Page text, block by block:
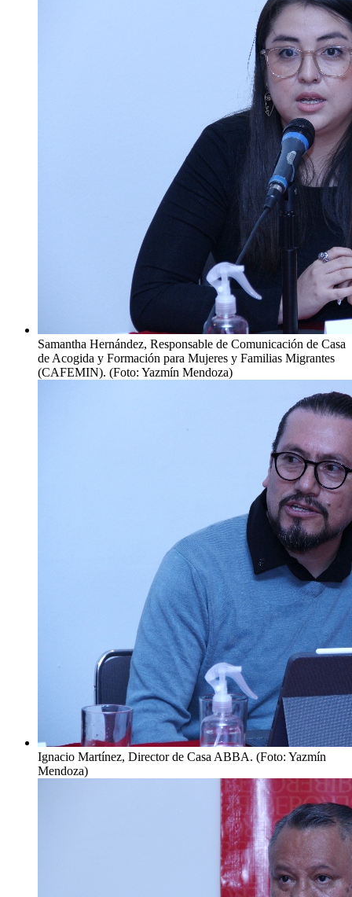
Samantha Hernández, Responsable de Comunicación de Casa
de Acogida y Formación para Mujeres y Familias Migrantes
(CAFEMIN). (Foto: Yazmín Mendoza)
Ignacio Martínez, Director de Casa ABBA. (Foto: Yazmín
Mendoza)